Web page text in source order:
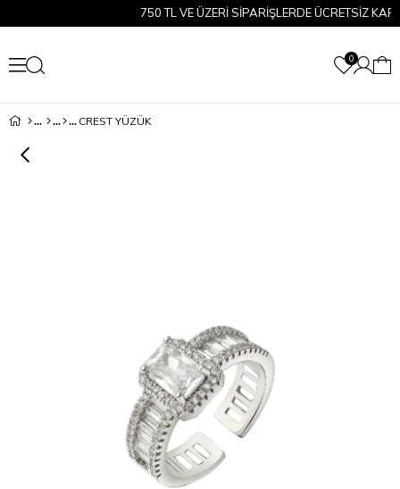
750 TL VE ÜZERİ SİPARİŞLERDE ÜCRETSİZ KARGO!
0
CREST YÜZÜK